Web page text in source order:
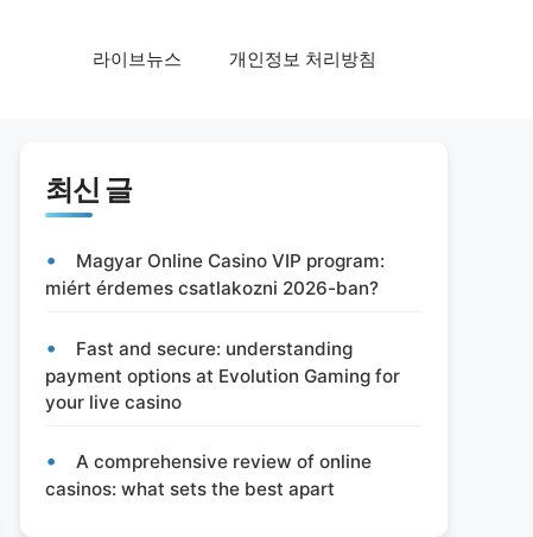
라이브뉴스 개인정보 처리방침
최신 글
Magyar Online Casino VIP program:
miért érdemes csatlakozni 2026-ban?
Fast and secure: understanding
payment options at Evolution Gaming for
your live casino
A comprehensive review of online
casinos: what sets the best apart